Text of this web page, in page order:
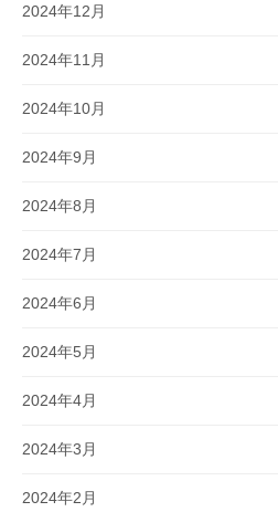
2024年12月
2024年11月
2024年10月
2024年9月
2024年8月
2024年7月
2024年6月
2024年5月
2024年4月
2024年3月
2024年2月